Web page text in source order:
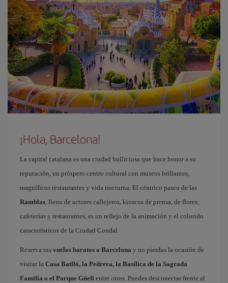
¡Hola, Barcelona!
La capital catalana es una ciudad bulliciosa que hace honor a su
reputación, un próspero centro cultural con museos brillantes,
magníficos restaurantes y vida nocturna. El céntrico paseo de las
Ramblas, lleno de actores callejeros, kioscos de prensa, de flores,
cafeterías y restaurantes, es un reflejo de la animación y el colorido
característicos de la Ciudad Condal.
Reserva tus vuelos baratos a Barcelona y no pierdas la ocasión de
visitar la Casa Batlló, la Pedrera, la Basílica de la Sagrada
Familia o el Parque Güell entre otros. Puedes desconectar frente al